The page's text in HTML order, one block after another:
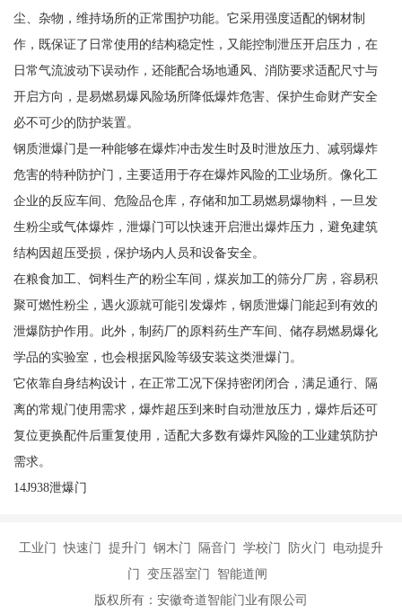
尘、杂物，维持场所的正常围护功能。它采用强度适配的钢材制
作，既保证了日常使用的结构稳定性，又能控制泄压开启压力，在
日常气流波动下误动作，还能配合场地通风、消防要求适配尺寸与
开启方向，是易燃易爆风险场所降低爆炸危害、保护生命财产安全
必不可少的防护装置。
钢质泄爆门是一种能够在爆炸冲击发生时及时泄放压力、减弱爆炸
危害的特种防护门，主要适用于存在爆炸风险的工业场所。像化工
企业的反应车间、危险品仓库，存储和加工易燃易爆物料，一旦发
生粉尘或气体爆炸，泄爆门可以快速开启泄出爆炸压力，避免建筑
结构因超压受损，保护场内人员和设备安全。
在粮食加工、饲料生产的粉尘车间，煤炭加工的筛分厂房，容易积
聚可燃性粉尘，遇火源就可能引发爆炸，钢质泄爆门能起到有效的
泄爆防护作用。此外，制药厂的原料药生产车间、储存易燃易爆化
学品的实验室，也会根据风险等级安装这类泄爆门。
它依靠自身结构设计，在正常工况下保持密闭闭合，满足通行、隔
离的常规门使用需求，爆炸超压到来时自动泄放压力，爆炸后还可
复位更换配件后重复使用，适配大多数有爆炸风险的工业建筑防护
需求。
14J938泄爆门
工业门 快速门 提升门 钢木门 隔音门 学校门 防火门 电动提升
门 变压器室门 智能道闸
版权所有：安徽奇道智能门业有限公司